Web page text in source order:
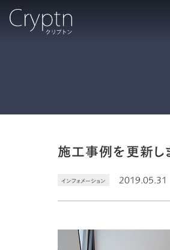
施工事例を更新し
インフォメーション 2019.05.31